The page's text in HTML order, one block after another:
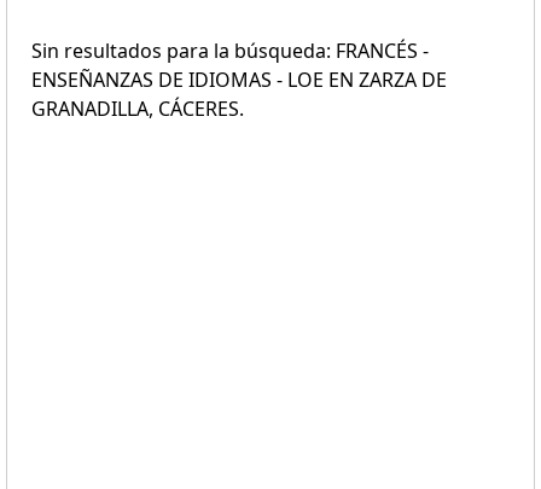
Sin resultados para la búsqueda: FRANCÉS -
ENSEÑANZAS DE IDIOMAS - LOE EN ZARZA DE
GRANADILLA, CÁCERES.